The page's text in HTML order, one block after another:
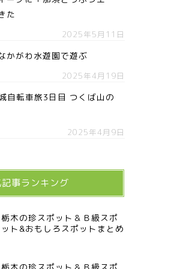
た
2025年5月11日
かがわ水遊園で遊ぶ
2025年4月19日
自転車旅3日目 つくば山の
2025年4月9日
事ランキング
栃木の珍スポット＆Ｂ級スポ
ット&おもしろスポットまとめ